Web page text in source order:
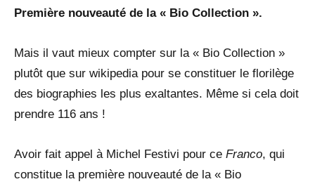
Première nouveauté de la « Bio Collection ».
Mais il vaut mieux compter sur la « Bio Collection »
plutôt que sur wikipedia pour se constituer le florilège
des biographies les plus exaltantes. Même si cela doit
prendre 116 ans !
Avoir fait appel à Michel Festivi pour ce Franco, qui
constitue la première nouveauté de la « Bio